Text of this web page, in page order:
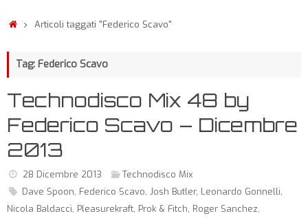
Articoli taggati "Federico Scavo"
Tag: Federico Scavo
Technodisco Mix 48 by
Federico Scavo – Dicembre
2013
28 Dicembre 2013
Technodisco Mix
Dave Spoon, Federico Scavo, Josh Butler, Leonardo Gonnelli,
Nicola Baldacci, Pleasurekraft, Prok & Fitch, Roger Sanchez,